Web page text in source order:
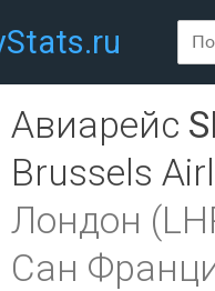
Авиарейс
Brussels
Лондон
Сан